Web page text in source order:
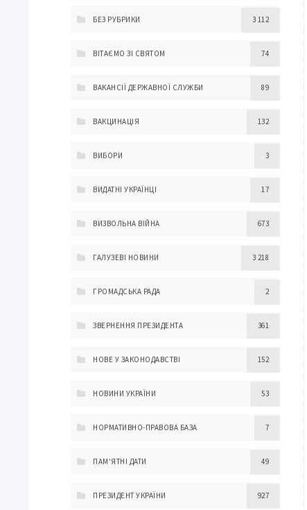
БЕЗ РУБРИКИ 3 112
ВІТАЄМО ЗІ СВЯТОМ 74
ВАКАНСІЇ ДЕРЖАВНОЇ СЛУЖБИ 89
ВАКЦИНАЦІЯ 132
ВИБОРИ 3
ВИДАТНІ УКРАЇНЦІ 17
ВИЗВОЛЬНА ВІЙНА 673
ГАЛУЗЕВІ НОВИНИ 3 218
ГРОМАДСЬКА РАДА 2
ЗВЕРНЕННЯ ПРЕЗИДЕНТА 361
НОВЕ У ЗАКОНОДАВСТВІ 152
НОВИНИ УКРАЇНИ 53
НОРМАТИВНО-ПРАВОВА БАЗА 7
ПАМ'ЯТНІ ДАТИ 49
ПРЕЗИДЕНТ УКРАЇНИ 927